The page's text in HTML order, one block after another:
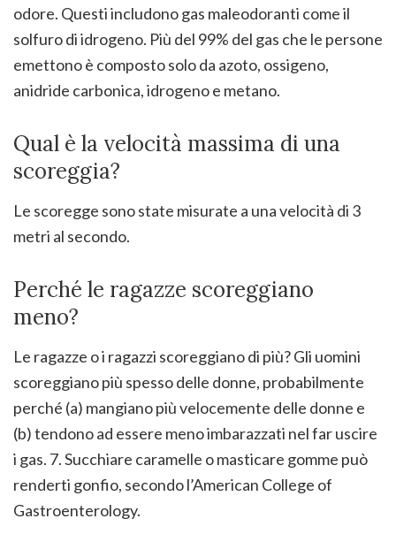
odore. Questi includono gas maleodoranti come il
solfuro di idrogeno. Più del 99% del gas che le persone
emettono è composto solo da azoto, ossigeno,
anidride carbonica, idrogeno e metano.
Qual è la velocità massima di una
scoreggia?
Le scoregge sono state misurate a una velocità di 3
metri al secondo.
Perché le ragazze scoreggiano
meno?
Le ragazze o i ragazzi scoreggiano di più? Gli uomini
scoreggiano più spesso delle donne, probabilmente
perché (a) mangiano più velocemente delle donne e
(b) tendono ad essere meno imbarazzati nel far uscire
i gas. 7. Succhiare caramelle o masticare gomme può
renderti gonfio, secondo l’American College of
Gastroenterology.